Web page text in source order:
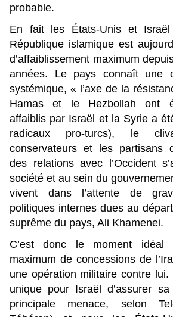
probable.
En fait les États-Unis et
République islamique est
d’affaiblissement maximum
années. Le pays connaît une
systémique, « l’axe de la
Hamas et le Hezbollah ont
affaiblis par Israël et la Syrie a
radicaux pro-turcs), le
conservateurs et les partisans
des relations avec l’Occident
société et au sein du
vivent dans l’attente de
politiques internes dues au
suprême du pays, Ali Khamenei.
C’est donc le moment idéal
maximum de concessions de
une opération militaire contre lui.
unique pour Israël d’assurer
principale menace, selon